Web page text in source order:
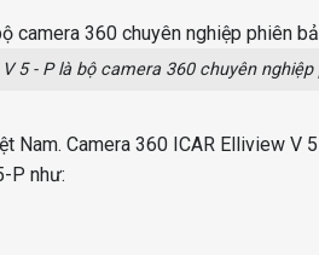
5 - P là bộ camera 360 chuyên
Camera 360 ICAR Elliview V
P như: